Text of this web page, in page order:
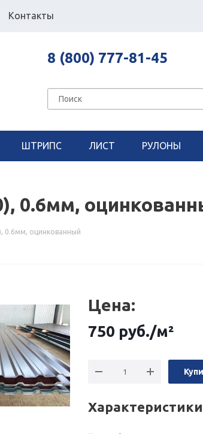
Контакты
8 (800) 777-81-45
ШТРИПС ЛИСТ РУЛОНЫ
0.6мм,
0.6мм, оцинкованный
Цена:
750 руб./м²